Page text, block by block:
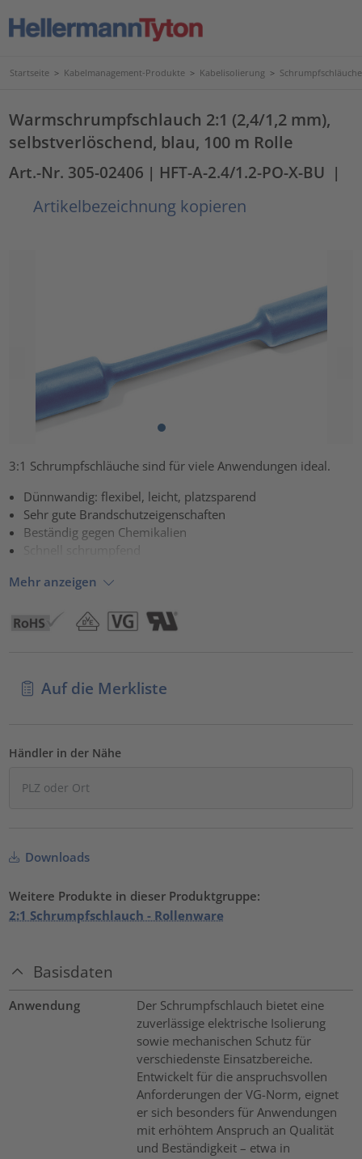
Startseite > Kabelmanagement-Produkte > Kabelisolierung > Schrumpfschläuche
Warmschrumpfschlauch 2:1 (2,4/1,2 mm),
selbstverlöschend, blau, 100 m Rolle
Art.-Nr. 305-02406 | HFT-A-2.4/1.2-PO-X-BU |
Artikelbezeichnung kopieren
3:1 Schrumpfschläuche sind für viele Anwendungen ideal.
Dünnwandig: flexibel, leicht, platzsparend
Sehr gute Brandschutzeigenschaften
Beständig gegen Chemikalien
Schnell schrumpfend
Mehr anzeigen
Auf die Merkliste
Händler in der Nähe
Downloads
Weitere Produkte in dieser Produktgruppe:
2:1 Schrumpfschlauch - Rollenware
Basisdaten
Anwendung
Der Schrumpfschlauch bietet eine
zuverlässige elektrische Isolierung
sowie mechanischen Schutz für
verschiedenste Einsatzbereiche.
Entwickelt für die anspruchsvollen
Anforderungen der VG-Norm, eignet
er sich besonders für Anwendungen
mit erhöhtem Anspruch an Qualität
und Beständigkeit – etwa in